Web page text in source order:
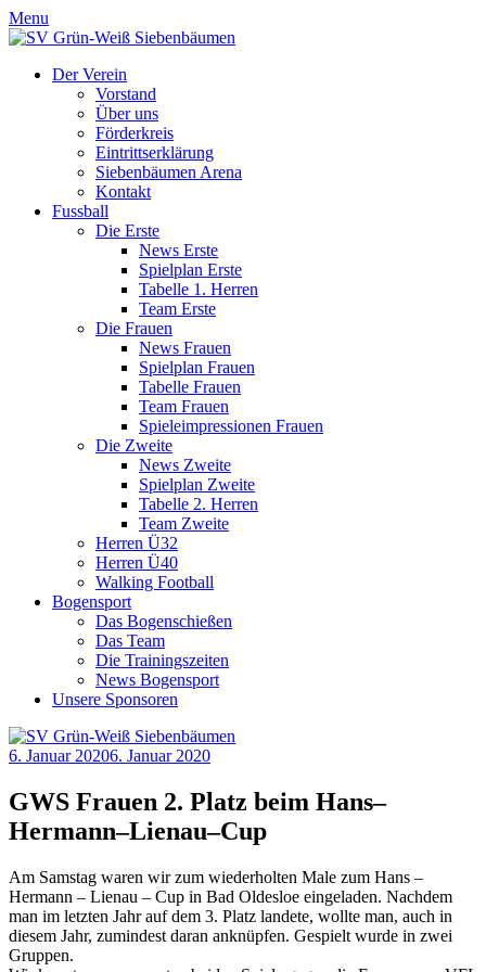
Menu
Der Verein
Vorstand
Über uns
Förderkreis
Eintrittserklärung
Siebenbäumen Arena
Kontakt
Fussball
Die Erste
News Erste
Spielplan Erste
Tabelle 1. Herren
Team Erste
Die Frauen
News Frauen
Spielplan Frauen
Tabelle Frauen
Team Frauen
Spieleimpressionen Frauen
Die Zweite
News Zweite
Spielplan Zweite
Tabelle 2. Herren
Team Zweite
Herren Ü32
Herren Ü40
Walking Football
Bogensport
Das Bogenschießen
Das Team
Die Trainingszeiten
News Bogensport
Unsere Sponsoren
6. Januar 20206. Januar 2020
GWS Frauen 2. Platz beim Hans–
Hermann–Lienau–Cup
Am Samstag waren wir zum wiederholten Male zum Hans –
Hermann – Lienau – Cup in Bad Oldesloe eingeladen. Nachdem
man im letzten Jahr auf dem 3. Platz landete, wollte man, auch in
diesem Jahr, zumindest daran anknüpfen. Gespielt wurde in zwei
Gruppen.